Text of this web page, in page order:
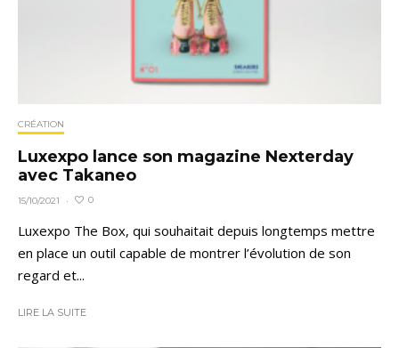
CRÉATION
Luxexpo lance son magazine Nexterday
avec Takaneo
15/10/2021 · 0
Luxexpo The Box, qui souhaitait depuis longtemps mettre
en place un outil capable de montrer l’évolution de son
regard et...
LIRE LA SUITE